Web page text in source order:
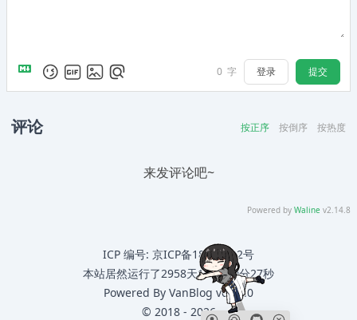
0 字 登录 提交
评论 按正序 按倒序 按热度
来发评论吧~
Powered by Waline v2.14.8
ICP 编号: 京ICP备18064122号
本站居然运行了2958天11小时0分27秒
Powered By VanBlog v0.54.0
© 2018- 2026